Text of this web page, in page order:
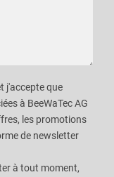
j'accepte que
à BeeWaTec AG
les promotions
de newsletter
à tout moment,